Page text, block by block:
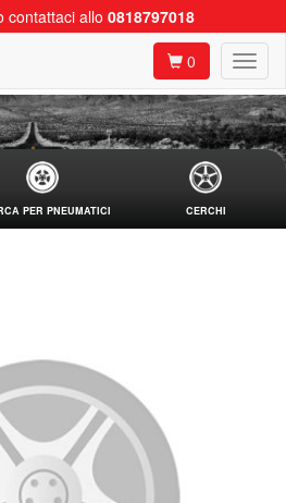
contattaci allo 0818797018
0
PER PNEUMATICI CERCHI